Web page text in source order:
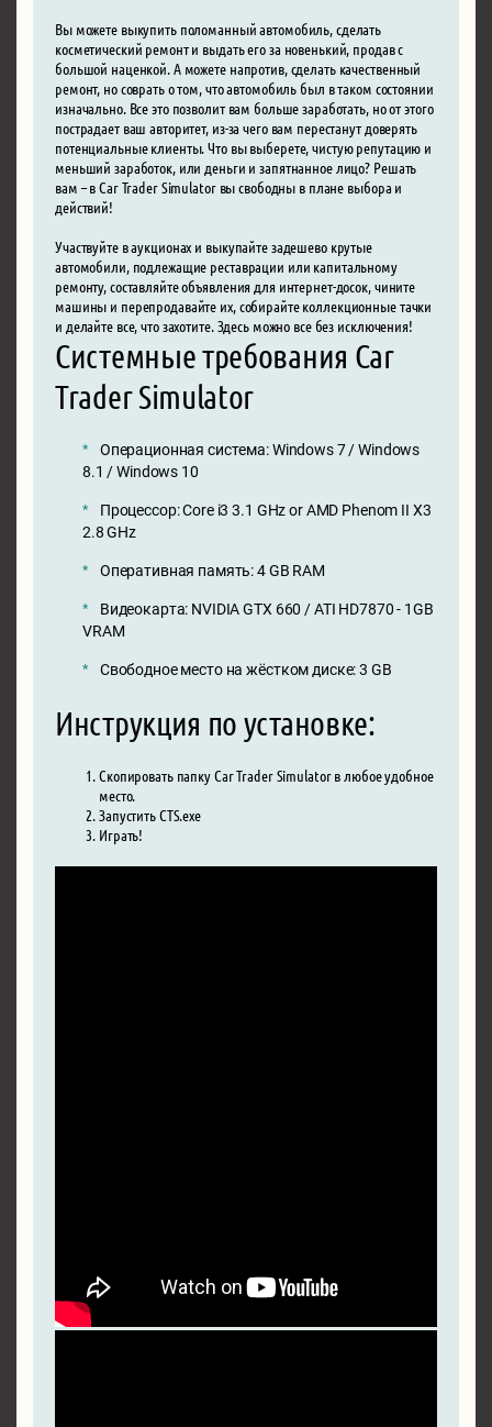
Вы можете выкупить поломанный автомобиль, сделать
косметический ремонт и выдать его за новенький, продав с
большой наценкой. А можете напротив, сделать качественный
ремонт, но соврать о том, что автомобиль был в таком состоянии
изначально. Все это позволит вам больше заработать, но от этого
пострадает ваш авторитет, из-за чего вам перестанут доверять
потенциальные клиенты. Что вы выберете, чистую репутацию и
меньший заработок, или деньги и запятнанное лицо? Решать
вам – в Car Trader Simulator вы свободны в плане выбора и
действий!
Участвуйте в аукционах и выкупайте задешево крутые
автомобили, подлежащие реставрации или капитальному
ремонту, составляйте объявления для интернет-досок, чините
машины и перепродавайте их, собирайте коллекционные тачки
и делайте все, что захотите. Здесь можно все без исключения!
Системные требования Car
Trader Simulator
Операционная система: Windows 7 / Windows
8.1 / Windows 10
Процессор: Core i3 3.1 GHz or AMD Phenom II X3
2.8 GHz
Оперативная память: 4 GB RAM
Видеокарта: NVIDIA GTX 660 / ATI HD7870 - 1GB
VRAM
Свободное место на жёстком диске: 3 GB
Инструкция по установке:
Скопировать папку Car Trader Simulator в любое удобное
место.
Запустить CTS.exe
Играть!